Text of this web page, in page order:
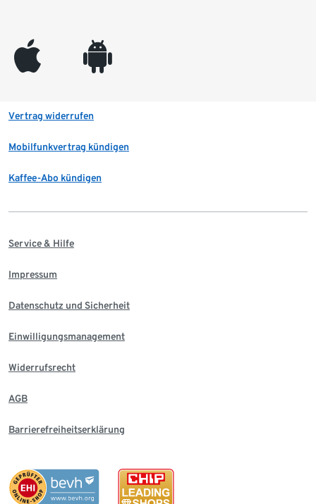
appleinc android
Vertrag widerrufen
Mobilfunkvertrag kündigen
Kaffee-Abo kündigen
Service & Hilfe
Impressum
Datenschutz und Sicherheit
Einwilligungsmanagement
Widerrufsrecht
AGB
Barrierefreiheitserklärung